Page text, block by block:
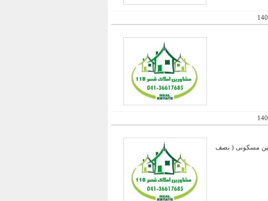
و یا زمین مسکونی ( نصف